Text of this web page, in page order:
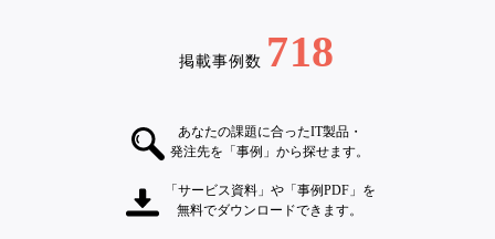
掲載事例数 718
あなたの課題に合ったIT製品・
発注先を「事例」から探せます。
「サービス資料」や「事例PDF」を
無料でダウンロードできます。